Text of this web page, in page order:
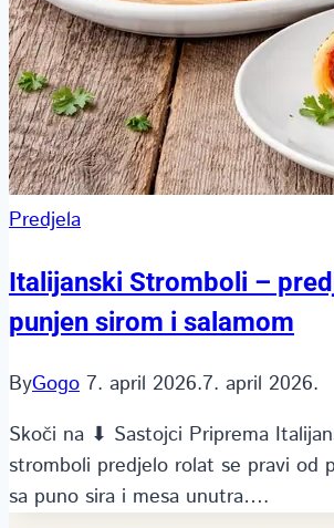
Predjela
Italijanski Stromboli –
punjen sirom i salamom
ByGogo 7. april 2026.7. april 2026.
Skoči na ⬇ Sastojci Priprema
stromboli predjelo rolat se pravi od
sa puno sira i mesa unutra….